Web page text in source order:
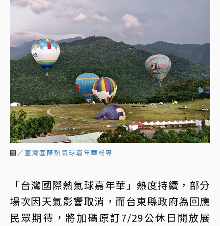
圖／臺灣國際熱氣球嘉年華粉專
「台灣國際熱氣球嘉年華」熱度持續，部分
場次因天氣影響取消，而台東縣政府為回應
民眾期待，將加碼原訂7/29公休日開放展